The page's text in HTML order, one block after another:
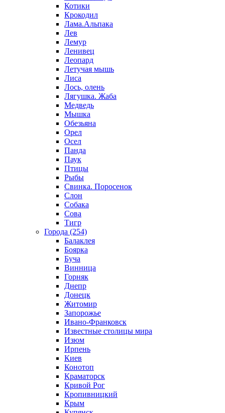
Котики
Крокодил
Лама.Альпака
Лев
Лемур
Ленивец
Леопард
Летучая мышь
Лиса
Лось, олень
Лягушка. Жаба
Медведь
Мышка
Обезьяна
Орел
Осел
Панда
Паук
Птицы
Рыбы
Свинка. Поросенок
Слон
Собака
Сова
Тигр
Города (254)
Балаклея
Боярка
Буча
Винница
Горняк
Днепр
Донецк
Житомир
Запорожье
Ивано-Франковск
Известные столицы мира
Изюм
Ирпень
Киев
Конотоп
Краматорск
Кривой Рог
Кропивницкий
Крым